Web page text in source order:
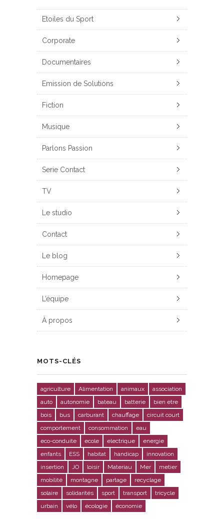
Etoiles du Sport
Corporate
Documentaires
Emission de Solutions
Fiction
Musique
Parlons Passion
Serie Contact
TV
Le studio
Contact
Le blog
Homepage
L’équipe
À propos
MOTS-CLÉS
agriculture Alimentation animaux
association
auto
autonomie bateau batterie
bien etre
bois
bus carburant chauffage
circuit court
comportement
consommation
eau
eco-conduite
ecole electrique
energie
enfants
ESS habitat handicap
innovation
insertion
JO loisir Materiau Mer
metier
mobilité
montagne partage
recyclage
solaire
solidarités sport transport
tricycle
urbain
vélo écologie économie